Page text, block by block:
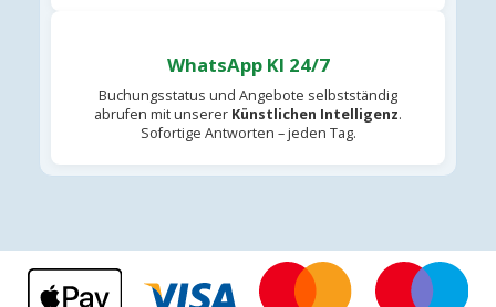
WhatsApp KI 24/7
Buchungsstatus und Angebote selbstständig
abrufen mit unserer Künstlichen Intelligenz.
Sofortige Antworten – jeden Tag.